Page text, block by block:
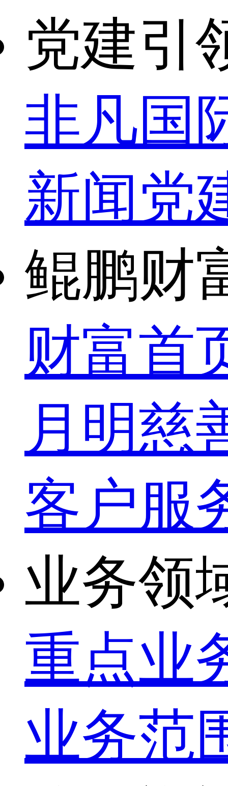
党建引
非凡国
新闻 党
鲲鹏财
财富首
月明慈
客户服
业务领
重点业
业务范